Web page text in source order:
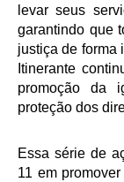
Comitê
Comitê
Comissão
Governança
levar seus
garantindo que
justiça de forma
Itinerante
promoção da
proteção dos
Essa série de
11 em